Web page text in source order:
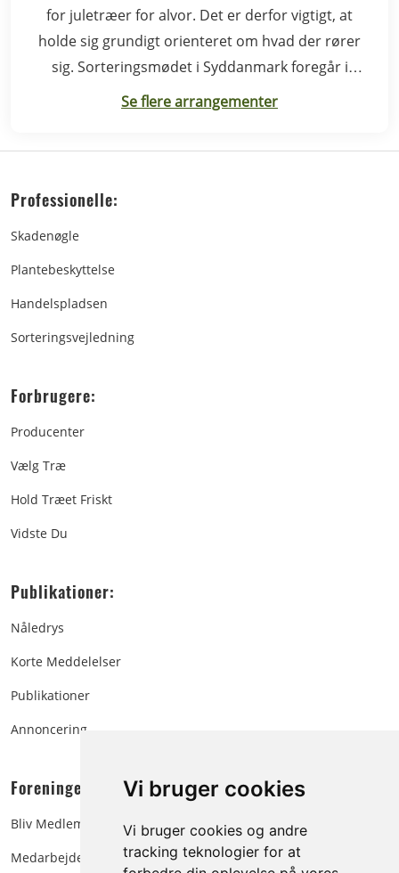
Vi bruger cookies
Vi bruger cookies og andre
tracking teknologier for at
for juletræer for alvor. Det er derfor vigtigt, at
holde sig grundigt orienteret om hvad der rører
sig. Sorteringsmødet i Syddanmark foregår i
Se flere arrangementer
Professionelle:
Skadenøgle
Plantebeskyttelse
Handelspladsen
Sorteringsvejledning
Forbrugere:
Producenter
Vælg Træ
Hold Træet Friskt
Vidste Du
Publikationer:
Nåledrys
Korte Meddelelser
Publikationer
Annoncering
Foreningen:
Bliv Medlem
Medarbejdere